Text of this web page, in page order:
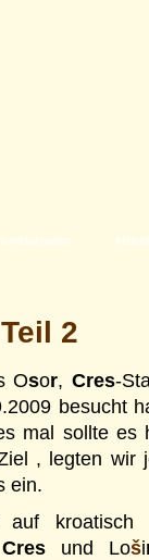
Teil 2
Osor,Cres-
besucht
mal sollte es
, legten wir
ein.
kroatisch
Cres und Loši